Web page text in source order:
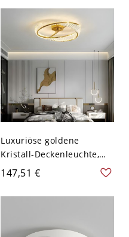
fürs Schlafzimmer - 110V-
120V 40,64 cm
Dreistufiges Dimmen
Walnuss Farbe
Luxuriöse goldene
Kristall-Deckenleuchte,
runde LED-Deckenlampe
mit diamantgeschliffenen
Prismen - 110V-120V 40,64
147,51 €